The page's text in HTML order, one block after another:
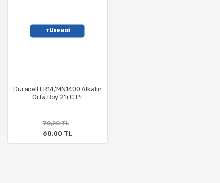
TÜKENDİ
Duracell LR14/MN1400 Alkalin
Orta Boy 2'li C Pil
78,00 TL
60,00 TL